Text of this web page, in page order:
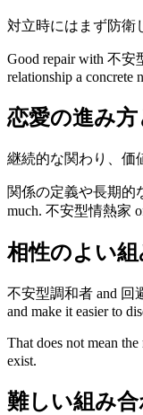
対立時にはまず防衛
Good repair with 不安
relationship a concrete
恋愛の進み
継続的な関わり、価
関係の定義や長期的
much. 不安型情熱家
相性のよい
不安型調和者 and 回
and make it easier to
That does not mean
exist.
難しい組み